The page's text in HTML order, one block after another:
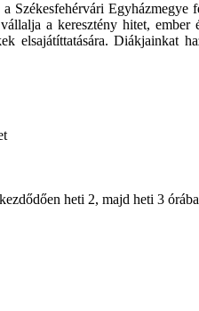
Székesfehérvári
a keresztény hitet,
elsajátíttatására. Diákjainkat
heti 2, majd heti 3